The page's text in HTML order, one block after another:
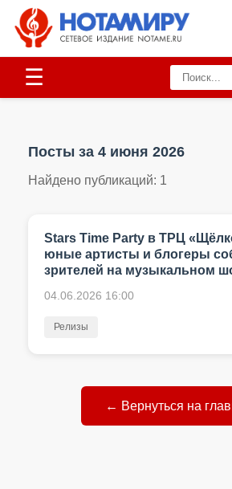
☰
Посты за 4 июня 2026
Найдено публикаций: 1
Stars Time Party в ТРЦ
юные артисты и блогеры
зрителей на музыкальном
04.06.2026 16:00
Релизы
← Вернуться на